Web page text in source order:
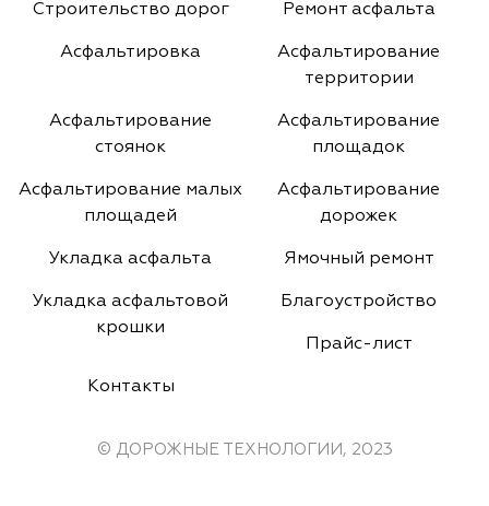
Строительство дорог Ремонт асфальта
Асфальтировка
Асфальтирование
территории
Асфальтирование
стоянок
Асфальтирование
площадок
Асфальтирование малых
площадей
Асфальтирование
дорожек
Укладка асфальта Ямочный ремонт
Укладка асфальтовой
крошки
Благоустройство
Прайс-лист
Контакты
© ДОРОЖНЫЕ ТЕХНОЛОГИИ, 2023